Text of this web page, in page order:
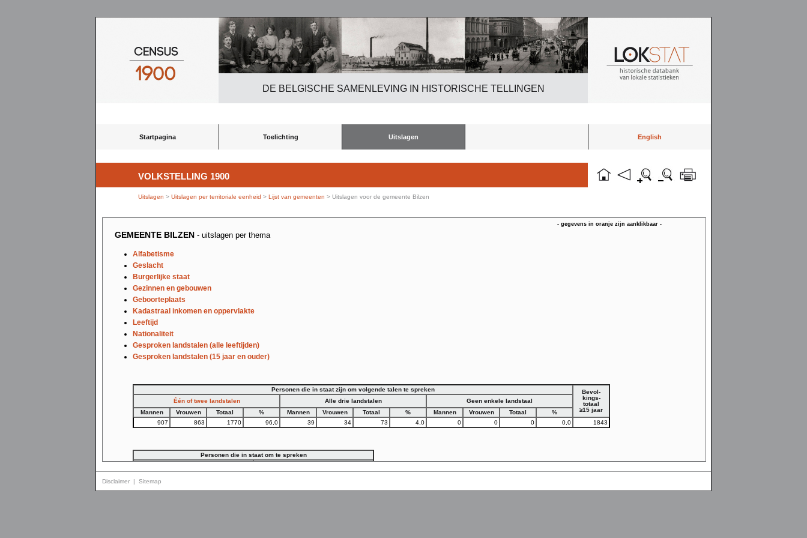
DE BELGISCHE SAMENLEVING IN HISTORISCHE TELLINGEN
Startpagina Toelichting Uitslagen English
VOLKSTELLING 1900
Uitslagen > Uitslagen per territoriale eenheid > Lijst van gemeenten > Uitslagen voor de gemeente Bilzen
- gegevens in oranje zijn aanklikbaar -
GEMEENTE BILZEN - uitslagen per thema
Alfabetisme
Geslacht
Burgerlijke staat
Gezinnen en gebouwen
Geboorteplaats
Kadastraal inkomen en oppervlakte
Leeftijd
Nationaliteit
Gesproken landstalen (alle leeftijden)
Gesproken landstalen (15 jaar en ouder)
Personen die in staat zijn om volgende talen te spreken
Bevol-
kings-
totaal
≥15 jaar
Één of twee landstalen Alle drie landstalen
Geen enkele landstaal
Mannen
Vrouwen Totaal % Mannen Vrouwen Totaal % Mannen Vrouwen Totaal
%
907
863 1770 96,0 39 34 73 4,0 0 0 0 0,0 1843
Personen die in staat om te spreken
Disclaimer | Sitemap